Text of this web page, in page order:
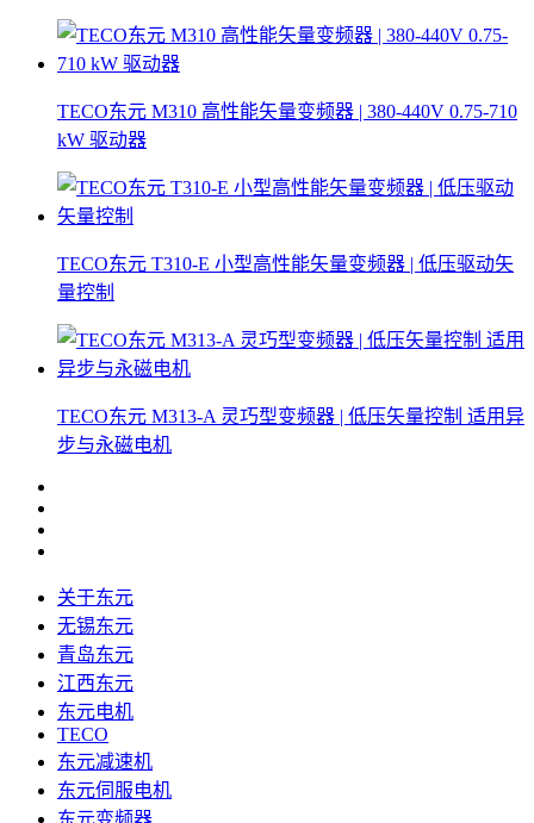
TECO东元 M310 高性能矢量变频器 | 380-440V 0.75-710
kW 驱动器
TECO东元 T310-E 小型高性能矢量变频器 | 低压驱动矢
量控制
TECO东元 M313-A 灵巧型变频器 | 低压矢量控制 适用异
步与永磁电机
关于东元
无锡东元
青岛东元
江西东元
东元电机
TECO
东元减速机
东元伺服电机
东元变频器